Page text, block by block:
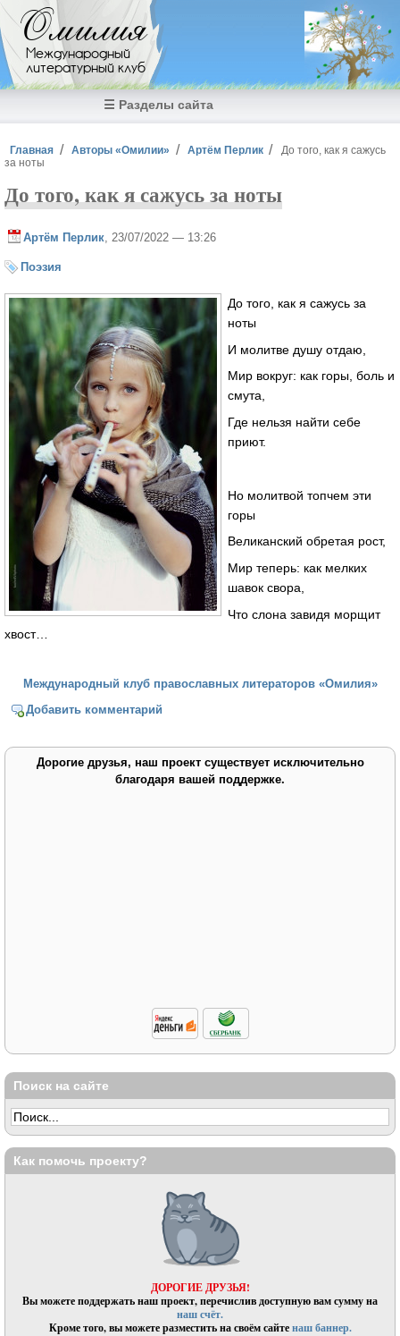
Перейти к основному содержанию
Омилия
Международный
литературный клуб
☰ Разделы сайта
Вы здесь
Главная Авторы «Омилии» Артём Перлик
До того, как я сажусь
за ноты
До того, как я сажусь за ноты
Артём Перлик , 23/07/2022 — 13:26
Поэзия
До того, как я сажусь за
ноты
И молитве душу отдаю,
Мир вокруг: как горы, боль и
смута,
Где нельзя найти себе
приют.
Но молитвой топчем эти
горы
Великанский обретая рост,
Мир теперь: как мелких
шавок свора,
Что слона завидя морщит
хвост…
Международный клуб православных литераторов «Омилия»
Добавить комментарий
Дорогие друзья, наш проект существует исключительно
благодаря вашей поддержке.
Поиск на сайте
Как помочь проекту?
ДОРОГИЕ ДРУЗЬЯ!
Вы можете поддержать наш проект, перечислив доступную вам сумму на
наш счёт.
Кроме того, вы можете разместить на своём сайтенаш баннер.